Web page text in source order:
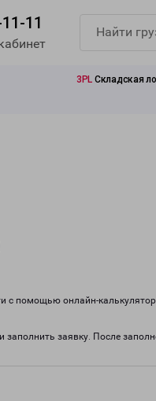
11
3PL Складская
с помощью онлайн-
заполнить заявку. После